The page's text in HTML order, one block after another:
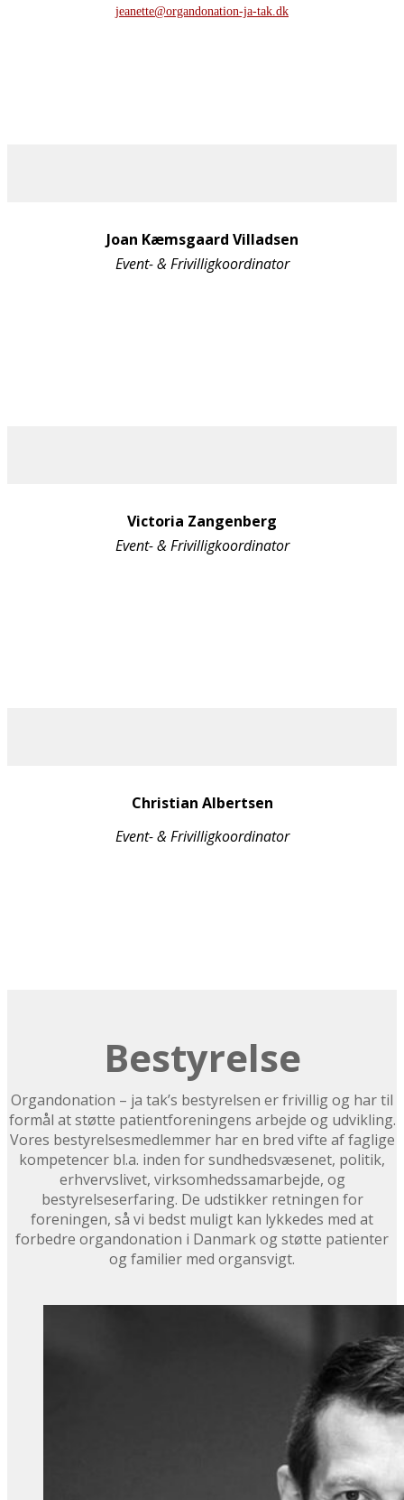
jeanette@organdonation-ja-tak.dk
Joan Kæmsgaard Villadsen
Event- & Frivilligkoordinator
Victoria Zangenberg
Event- & Frivilligkoordinator
Christian Albertsen
Event- & Frivilligkoordinator
Bestyrelse
Organdonation – ja tak’s bestyrelsen er frivillig og har til
formål at støtte patientforeningens arbejde og udvikling.
Vores bestyrelsesmedlemmer har en bred vifte af faglige
kompetencer bl.a. inden for sundhedsvæsenet, politik,
erhvervslivet, virksomhedssamarbejde, og
bestyrelseserfaring. De udstikker retningen for
foreningen, så vi bedst muligt kan lykkedes med at
forbedre organdonation i Danmark og støtte patienter
og familier med organsvigt.